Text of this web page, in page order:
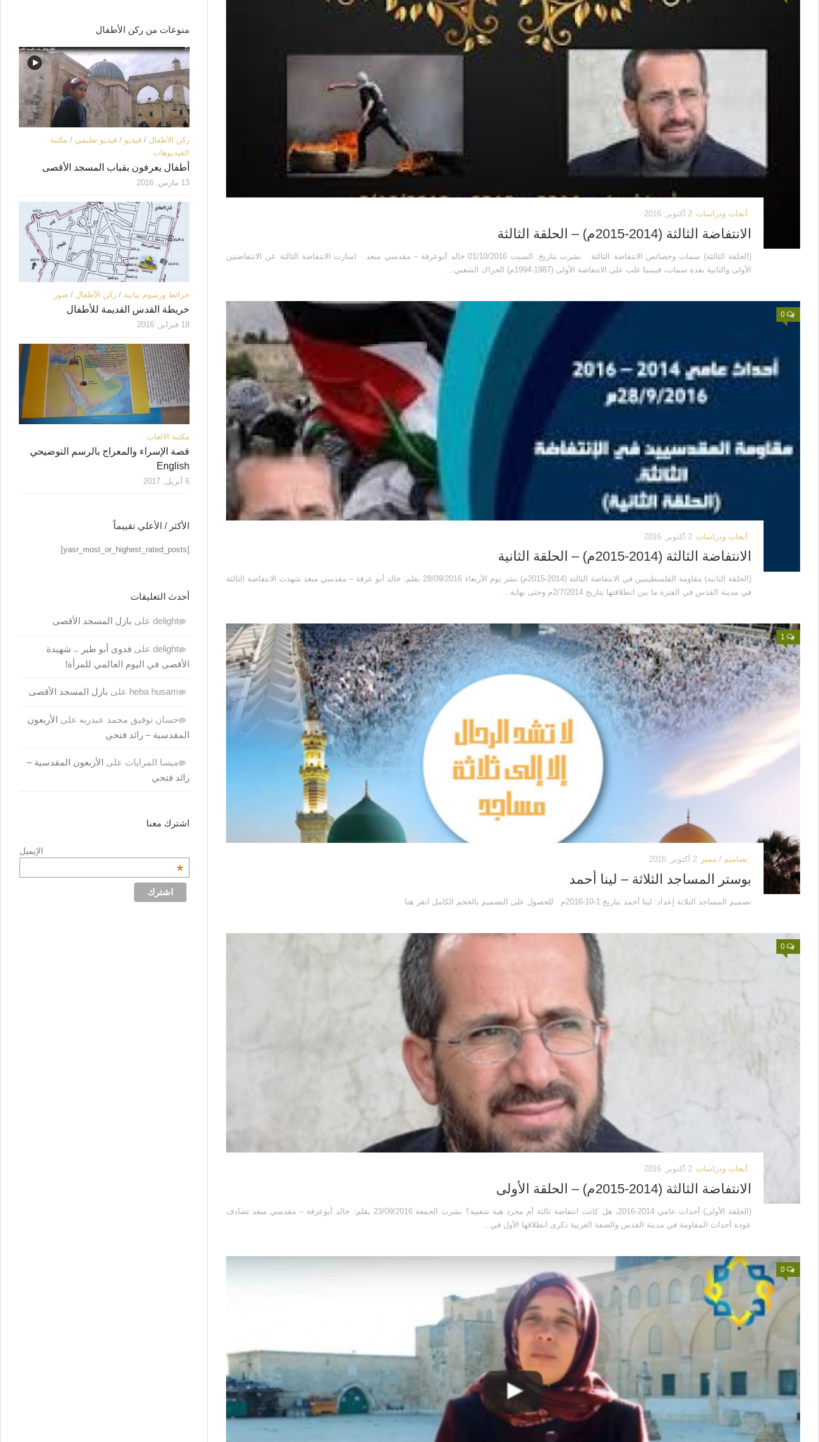
أبحاث ودراسات 2 أكتوبر, 2016
الانتفاضة الثالثة (2014-2015م) – الحلقة الثالثة
(الحلقة الثالثة) سمات وخصائص الانتفاضة الثالثة نشرت بتاريخ: السبت 01/10/2016 خالد أبوعرفة – مقدسي مبعد امتازت الانتفاضة الثالثة عن الانتفاضتين
الأولى والثانية بعدة سمات، فبينما غلب على الانتفاضة الأولى (1987-1994م) الحراك الشعبي...
0
أبحاث ودراسات 2 أكتوبر, 2016
الانتفاضة الثالثة (2014-2015م) – الحلقة الثانية
(الحلقة الثانية) مقاومة الفلسطينيين في الانتفاضة الثالثة (2014-2015م) نشر يوم الأربعاء 28/09/2016 بقلم: خالد أبو عرفة – مقدسي مبعد شهدت الانتفاضة الثالثة
في مدينة القدس في الفترة ما بين انطلاقتها بتاريخ 2/7/2014م وحتى نهاية...
1
تصاميم / مميز 2 أكتوبر, 2016
بوستر المساجد الثلاثة – لينا أحمد
تصميم المساجد الثلاثة إعداد: لينا أحمد بتاريخ 1-10-2016م للحصول على التصميم بالحجم الكامل انقر هنا
0
أبحاث ودراسات 2 أكتوبر, 2016
الانتفاضة الثالثة (2014-2015م) – الحلقة الأولى
(الحلقة الأولى) أحداث عامي 2014-2016، هل كانت انتفاضة ثالثة أم مجرد هبة شعبية؟ نشرت الجمعة 23/09/2016 بقلم: خالد أبوعرفة – مقدسي مبعد تصادف
عودة أحداث المقاومة في مدينة القدس والضفة الغربية ذكرى انطلاقها الأول في...
0
منوعات من ركن الأطفال
ركن الأطفال / فيديو / فيديو تعليمي / مكتبة
الفيديوهات
أطفال يعرفون بقباب المسجد الأقصى
13 مارس, 2016
خرائط ورسوم بيانية / ركن الأطفال / صور
خريطة القدس القديمة للأطفال
18 فبراير, 2016
مكتبة الالعاب
قصة الإسراء والمعراج بالرسم التوضيحي
English
6 أبريل, 2017
الأكثر / الأعلي تقييماً
[yasr_most_or_highest_rated_posts]
أحدث التعليقات
delight على بازل المسجد الأقصى
delight على فدوى أبو طير .. شهيدة
الأقصى في اليوم العالمي للمرأة!
heba husam على بازل المسجد الأقصى
حسان توفيق محمد عبدربه على الأربعون
المقدسية – رائد فتحي
ميسا المرايات على الأربعون المقدسية –
رائد فتحي
اشترك معنا
الإيميل
*